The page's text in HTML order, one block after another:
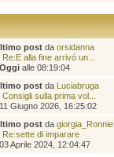
post daorsidanna
Re:E alla fine arrivó un...
Oggi alle 08:19:04
post da Luciabruga
Consigli sulla prima vol...
Giugno 2026, 16:25:02
post dagiorgia_Ronnie
Re:sette di imparare
Aprile 2024, 12:04:47